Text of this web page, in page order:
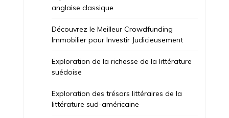
anglaise classique
Découvrez le Meilleur Crowdfunding
Immobilier pour Investir Judicieusement
Exploration de la richesse de la littérature
suédoise
Exploration des trésors littéraires de la
littérature sud-américaine